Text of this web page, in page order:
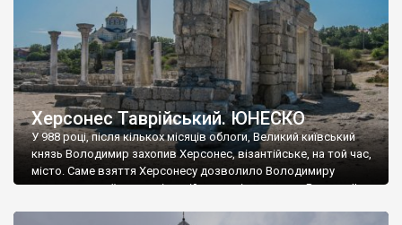
Херсонес Таврійський. ЮНЕСКО
У 988 році, після кількох місяців облоги, Великий київський
князь Володимир захопив Херсонес, візантійське, на той час,
місто. Саме взяття Херсонесу дозволило Володимиру
диктувати свої умови візантійському імператору Василю ІІ, та
Херсонесі Володимир-язичник, став Василем-християнином.